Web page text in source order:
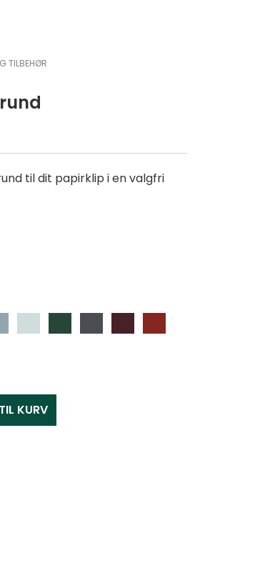
TILBEHØR
til dit papirklip i en valgfri
KURV